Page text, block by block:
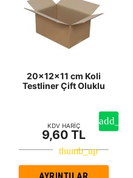
20x12x11 cm Koli
Testliner Çift Oluklu
KDV HARİÇ
9,60 TL